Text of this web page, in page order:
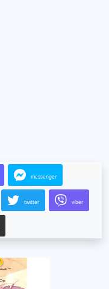
messenger
twitter viber